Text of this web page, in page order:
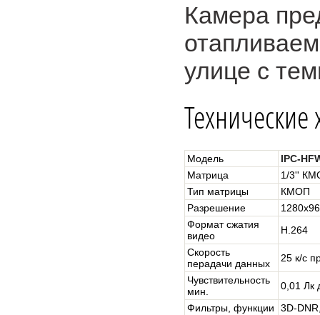
Камера
улице с
Модель
IPC-
Матрица
1/3''
Тип матрицы
КМОП
Разрешение
Формат сжатия
видео
H.264
Скорость
перадачи данных
25 к/с
Чувствительность
мин.
0,01 Лк
Фильтры, функции
3D-